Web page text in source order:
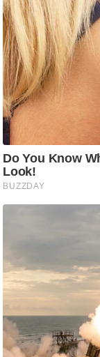
र्म
ज्यो
ति
ष
प्र
भु
हि
मा
/
व्र
त
हा
र